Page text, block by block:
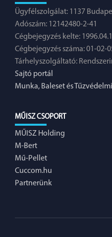
Ügyfélszolgálat: 1137
Adószám: 12142480-2-41
Cégbejegyzés kelte:
Cégbejegyzés száma: 01-02-
Tárhelyszolgáltató:
Sajtó portál
Munka, Baleset és
MŰISZ CSOPORT
MŰISZ Holding
M-Bert
Mű-Pellet
Cuccom.hu
Partnerünk